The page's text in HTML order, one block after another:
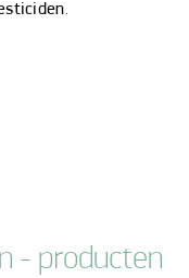
.
- producten